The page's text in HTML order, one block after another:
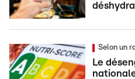
Selon un
Le